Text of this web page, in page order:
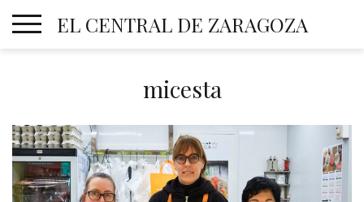
EL CENTRAL DE ZARAGOZA
micesta